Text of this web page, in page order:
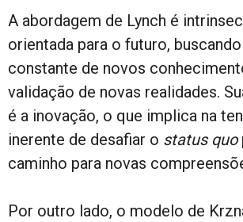
A abordagem de Lynch é
orientada para o futuro,
constante de novos
validação de novas realidades.
é a inovação, o que implica na
inerente de desafiar o status quo
caminho para novas
Por outro lado, o modelo de